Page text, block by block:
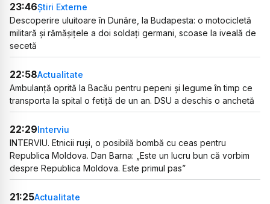
23:46Știri Externe
Descoperire uluitoare în Dunăre, la Budapesta: o motocicletă
militară și rămășițele a doi soldați germani, scoase la iveală de
secetă
22:58Actualitate
Ambulanță oprită la Bacău pentru pepeni și legume în timp ce
transporta la spital o fetiță de un an. DSU a deschis o anchetă
22:29Interviu
INTERVIU. Etnicii ruși, o posibilă bombă cu ceas pentru
Republica Moldova. Dan Barna: „Este un lucru bun că vorbim
despre Republica Moldova. Este primul pas”
21:25Actualitate